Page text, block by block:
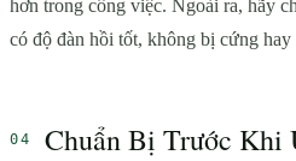
hơn trong công việc. Ngoài ra, hãy
có độ đàn hồi tốt, không bị cứng hay
Chuẩn Bị Trước Khi